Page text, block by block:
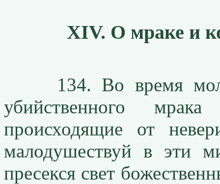
XIV. О мраке и
134. Во время
убийственного
происходящие от
малодушествуй в эти
пресекся свет